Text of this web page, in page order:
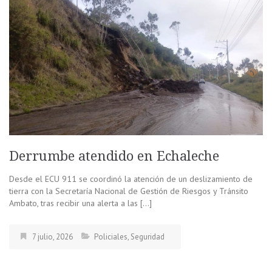
Derrumbe atendido en Echaleche
Desde el ECU 911 se coordinó la atención de un deslizamiento de
tierra con la Secretaría Nacional de Gestión de Riesgos y Tránsito
Ambato, tras recibir una alerta a las […]
7 julio, 2026 Policiales, Seguridad